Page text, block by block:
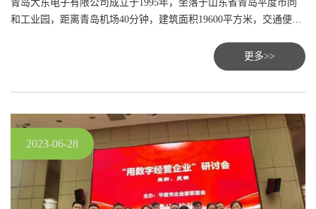
青岛大东电子有限公司成立于1995年，坐落于山东省青岛平度市同
和工业园，距离青岛机场40分钟，建筑面积19600平方米，交通便
踏实走过25个春秋，公司拥有电镀、蚀刻、氧化、真空镀、激光、
喷漆等各种表面处理产线，可进行标牌，其他金属物以及素材多样
更多>>
2023-06-28